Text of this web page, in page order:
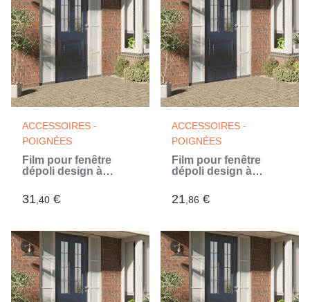
ACCESSOIRES -
POIGNÉES
Film pour fenêtre
dépoli design à
PVC (Blanc)
31,40 €
ACCESSOIRES -
POIGNÉES
Film pour fenêtre
dépoli design à
PVC (Blanc)
21,86 €